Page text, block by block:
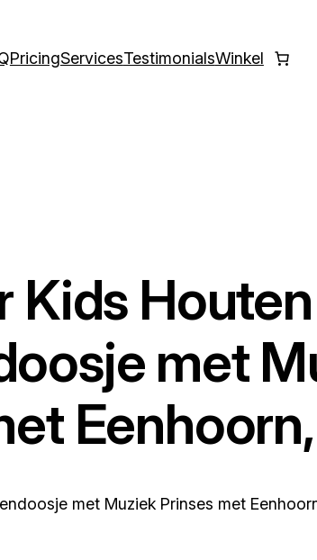
PricingServicesTestimonialsWinkel
Kids Houten
met
Eenhoorn,
met Muziek Prinses met